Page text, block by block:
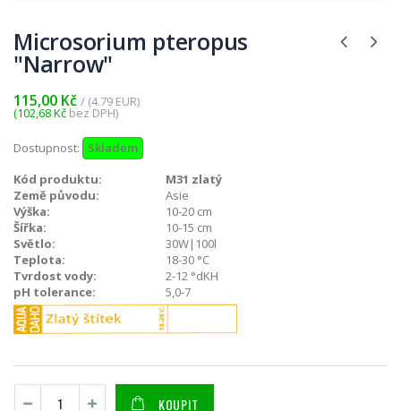
Microsorium pteropus
"Narrow"
115,00 Kč / (4.79 EUR)
(102,68 Kč bez DPH)
Dostupnost:
Skladem
Kód produktu:
M31 zlatý
Země původu:
Asie
Výška:
10-20 cm
Šířka:
10-15 cm
Světlo:
30W|100l
Teplota:
18-30 °C
Tvrdost vody:
2-12 °dKH
pH tolerance:
5,0-7
KOUPIT